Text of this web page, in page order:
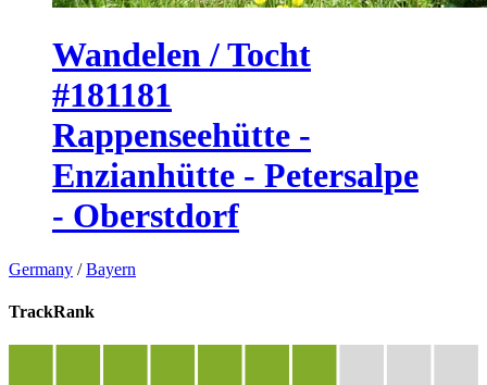
Wandelen / Tocht
#181181
Rappenseehütte -
Enzianhütte - Petersalpe
- Oberstdorf
Germany /Bayern
TrackRank